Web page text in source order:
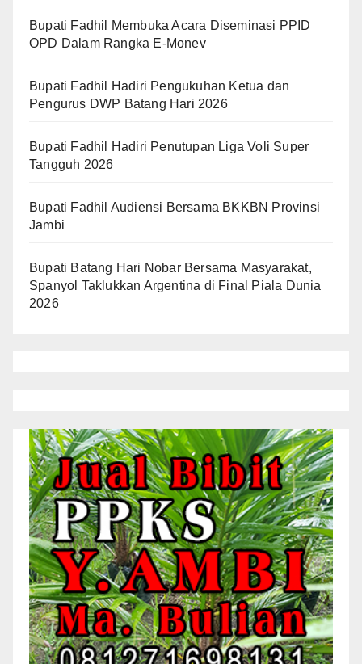
Bupati Fadhil Membuka Acara Diseminasi PPID
OPD Dalam Rangka E-Monev
Bupati Fadhil Hadiri Pengukuhan Ketua dan
Pengurus DWP Batang Hari 2026
Bupati Fadhil Hadiri Penutupan Liga Voli Super
Tangguh 2026
Bupati Fadhil Audiensi Bersama BKKBN Provinsi
Jambi
Bupati Batang Hari Nobar Bersama Masyarakat,
Spanyol Taklukkan Argentina di Final Piala Dunia
2026